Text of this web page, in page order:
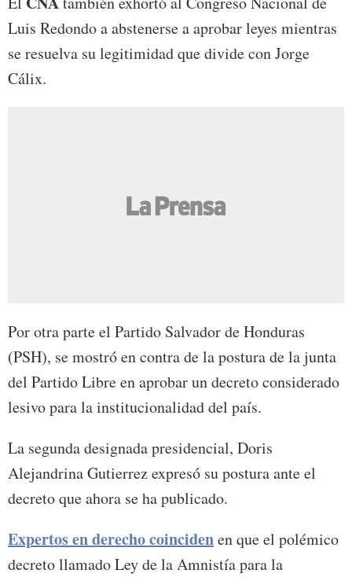
Luis Redondo a abstenerse a aprobar leyes mientras
se resuelva su legitimidad que divide con Jorge
Cálix.
Por otra parte el Partido Salvador de Honduras
(PSH), se mostró en contra de la postura de la junta
del Partido Libre en aprobar un decreto considerado
lesivo para la institucionalidad del país.
La segunda designada presidencial, Doris
Alejandrina Gutierrez expresó su postura ante el
decreto que ahora se ha publicado.
Expertos en derecho coincidenen que el polémico
decreto llamado Ley de la Amnistía para la